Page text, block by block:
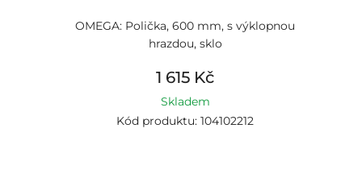
OMEGA: Polička, 600 mm, s výklopnou
hrazdou, sklo
1 615 Kč
Skladem
Kód produktu: 104102212